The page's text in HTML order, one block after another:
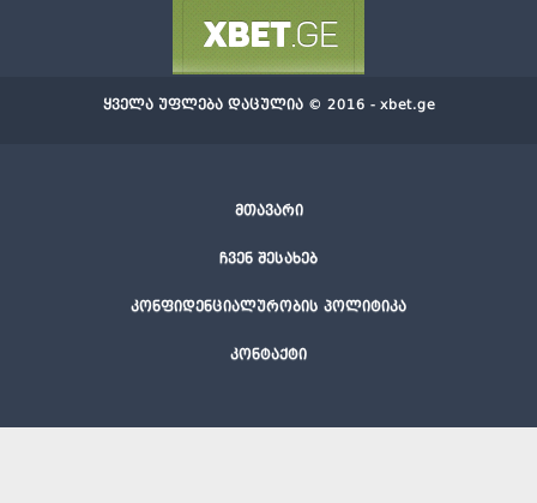
მთავარი
ჩვენ შესახებ
კონფიდენციალურობის პოლიტიკა
კონტაქტი
ყველა უფლება დაცულია © 2016 - xbet.ge